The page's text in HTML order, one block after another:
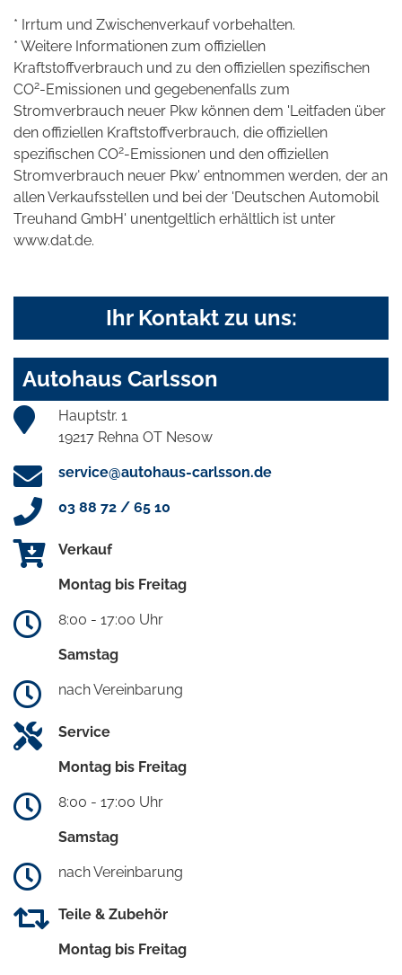
* Irrtum und Zwischenverkauf vorbehalten.
* Weitere Informationen zum offiziellen
Kraftstoffverbrauch und zu den offiziellen spezifischen
CO2-Emissionen und gegebenenfalls zum
Stromverbrauch neuer Pkw können dem 'Leitfaden über
den offiziellen Kraftstoffverbrauch, die offiziellen
spezifischen CO2-Emissionen und den offiziellen
Stromverbrauch neuer Pkw' entnommen werden, der an
allen Verkaufsstellen und bei der 'Deutschen Automobil
Treuhand GmbH' unentgeltlich erhältlich ist unter
www.dat.de.
Ihr Kontakt zu uns:
Autohaus Carlsson
Hauptstr. 1
19217 Rehna OT Nesow
service@autohaus-carlsson.de
03 88 72 / 65 10
Verkauf
Montag bis Freitag
8:00 - 17:00 Uhr
Samstag
nach Vereinbarung
Service
Montag bis Freitag
8:00 - 17:00 Uhr
Samstag
nach Vereinbarung
Teile & Zubehör
Montag bis Freitag